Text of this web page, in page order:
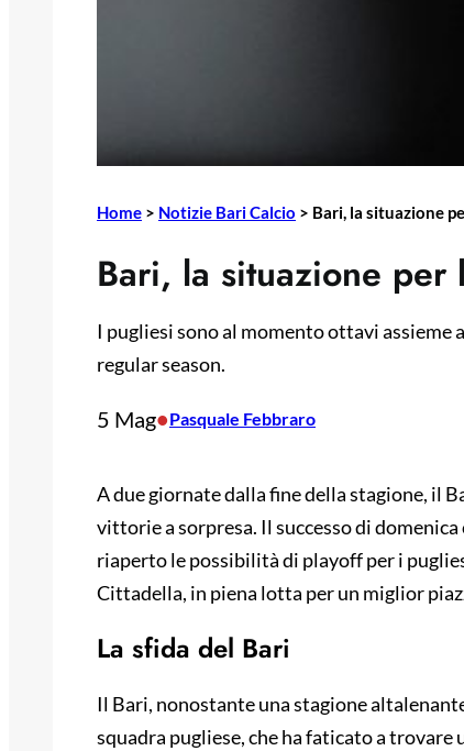
Home > Notizie Bari Calcio > Bari, la situazione
Bari, la situazione per
I pugliesi sono al momento ottavi assieme
regular season.
5 Mag•Pasquale Febbraro
A due giornate dalla fine della stagione, il
vittorie a sorpresa. Il successo di
riaperto le possibilità di playoff per i
Cittadella, in piena lotta per un miglior
La sfida del Bari
Il Bari, nonostante una stagione
squadra pugliese, che ha faticato a trovare